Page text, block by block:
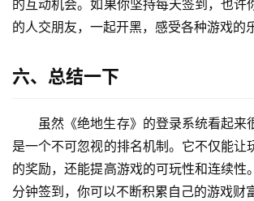
除了具体的奖励外，登录系统还具有
会在游戏论坛或社交媒体上分享他们的日
这种做法不仅增加了游戏的挑战性，
的互动机会。如果你坚持每天签到，也许
的人交朋友，一起开黑，感受各种游戏的